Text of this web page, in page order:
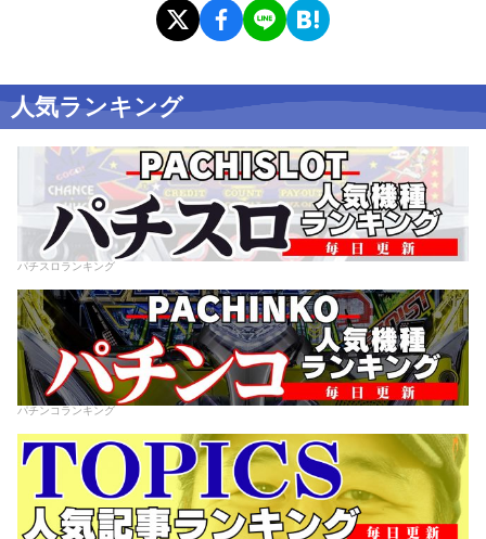
人気ランキング
パチスロランキング
パチンコランキング